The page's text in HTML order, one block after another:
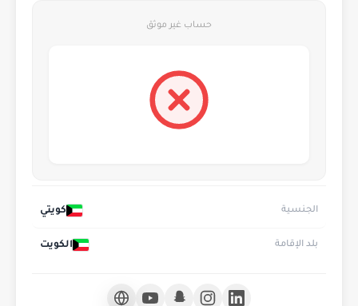
حساب غير موثق
الجنسية كويتي
بلد الإقامة الكويت